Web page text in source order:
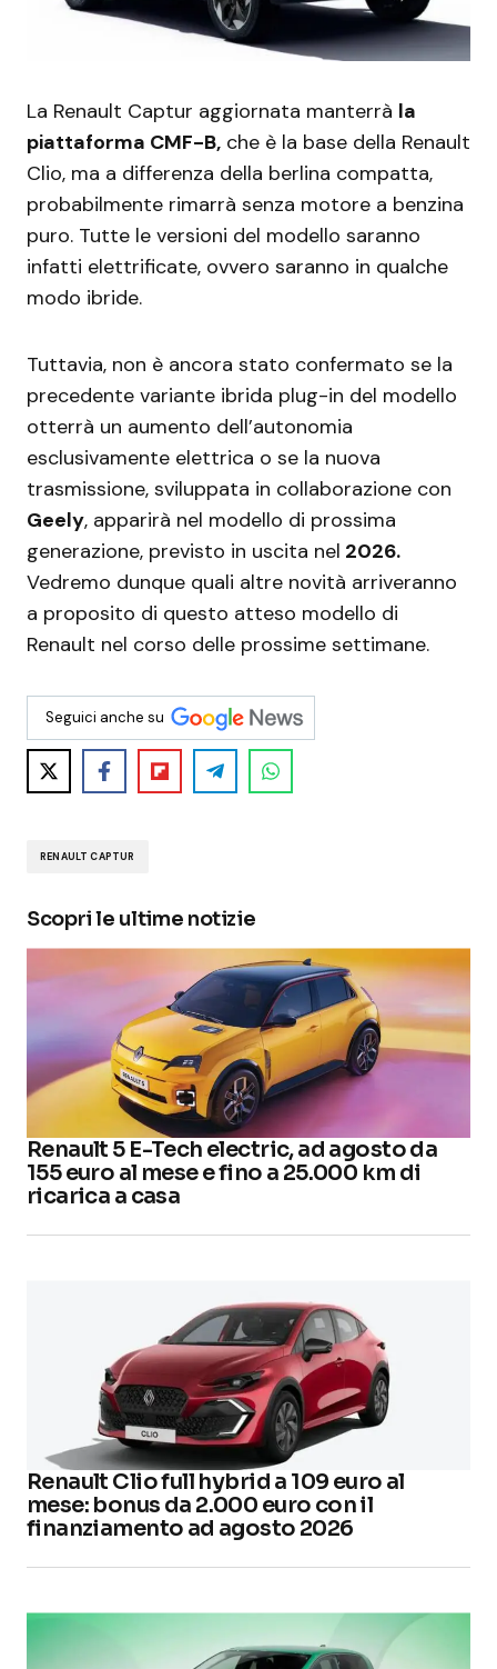
La Renault Captur aggiornata manterrà la
piattaforma CMF-B, che è la base della Renault
Clio, ma a differenza della berlina compatta,
probabilmente rimarrà senza motore a benzina
puro. Tutte le versioni del modello saranno
infatti elettrificate, ovvero saranno in qualche
modo ibride.
Tuttavia, non è ancora stato confermato se la
precedente variante ibrida plug-in del modello
otterrà un aumento dell’autonomia
esclusivamente elettrica o se la nuova
trasmissione, sviluppata in collaborazione con
Geely, apparirà nel modello di prossima
generazione, previsto in uscita nel 2026.
Vedremo dunque quali altre novità arriveranno
a proposito di questo atteso modello di
Renault nel corso delle prossime settimane.
Seguici anche su
RENAULT CAPTUR
Scopri le ultime notizie
Renault 5 E-Tech electric, ad agosto da
155 euro al mese e fino a 25.000 km di
ricarica a casa
Renault Clio full hybrid a 109 euro al
mese: bonus da 2.000 euro con il
finanziamento ad agosto 2026